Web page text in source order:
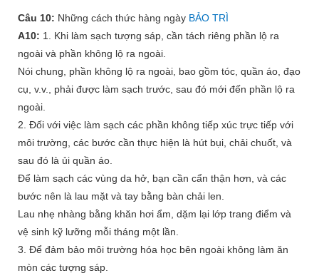
Câu 10: Những cách thức hàng ngày BẢO TRÌ
A10: 1. Khi làm sạch tượng sáp, cần tách riêng phần lộ ra
ngoài và phần không lộ ra ngoài.
Nói chung, phần không lộ ra ngoài, bao gồm tóc, quần áo, đạo
cụ, v.v., phải được làm sạch trước, sau đó mới đến phần lộ ra
ngoài.
2. Đối với việc làm sạch các phần không tiếp xúc trực tiếp với
môi trường, các bước cần thực hiện là hút bụi, chải chuốt, và
sau đó là ủi quần áo.
Để làm sạch các vùng da hở, bạn cần cẩn thận hơn, và các
bước nên là lau mặt và tay bằng bàn chải len.
Lau nhẹ nhàng bằng khăn hơi ẩm, dặm lại lớp trang điểm và
vệ sinh kỹ lưỡng mỗi tháng một lần.
3. Để đảm bảo môi trường hóa học bên ngoài không làm ăn
mòn các tượng sáp.